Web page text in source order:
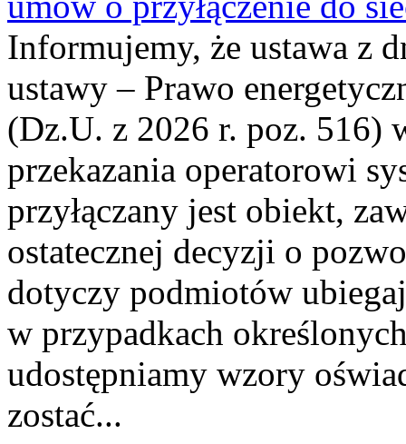
Informujemy, że ustawa z
ustawy – Prawo
(Dz.U. z 2026 r. poz. 516)
przekazania operatorowi
przyłączany jest obiekt,
ostatecznej decyzji o
dotyczy podmiotów
w przypadkach
udostępniamy wzory
zostać...